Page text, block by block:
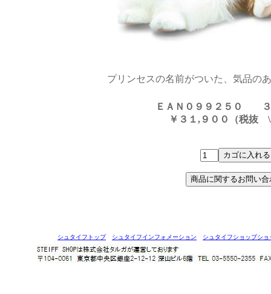
プリンセスの名前がついた、気品の
ＥＡＮ０９９２５０
￥３１,９００（税抜
シュタイフトップ シュタイフインフォメーション シュタイフショップショ